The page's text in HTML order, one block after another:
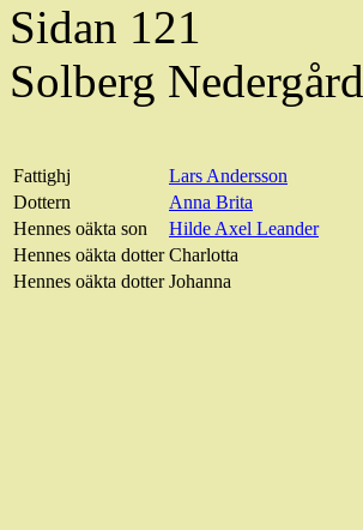
Sidan 121
Solberg Nedergård
Fattighj Lars Andersson
Dottern
Anna Brita
Hennes oäkta son
Hilde Axel Leander
Hennes oäkta dotter Charlotta
Hennes oäkta dotter Johanna